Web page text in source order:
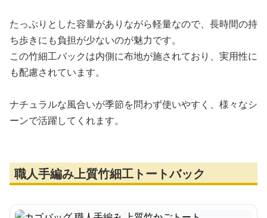
たっぷりとした容量がありながら軽量なので、長時間の持
ち歩きにも負担が少ないのが魅力です。
この竹細工バックは内側に布地が施されており、実用性に
も配慮されています。
ナチュラルな風合いが季節を問わず使いやすく、様々なシ
ーンで活躍してくれます。
職人手編み上質竹細工トートバック